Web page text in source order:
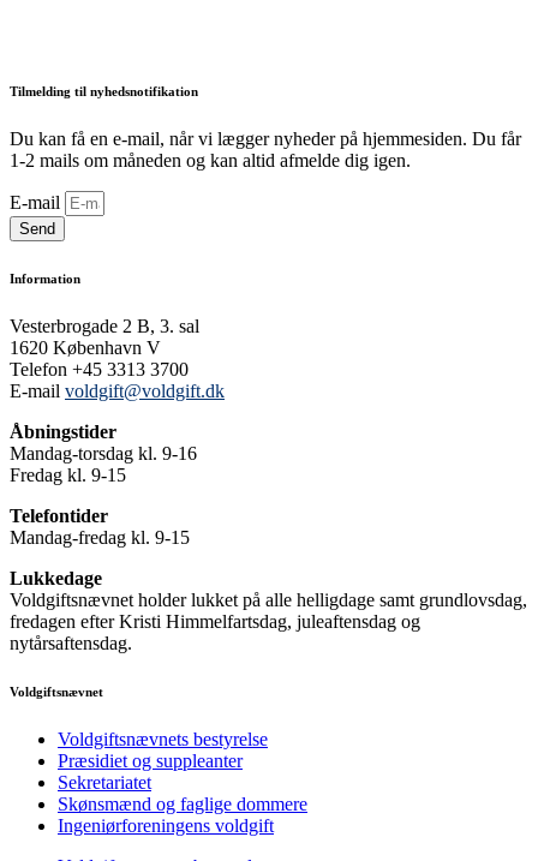
Tilmelding til nyhedsnotifikation
Du kan få en e-mail, når vi lægger nyheder på hjemmesiden. Du får
1-2 mails om måneden og kan altid afmelde dig igen.
E-mail
Send
Information
Vesterbrogade 2 B, 3. sal
1620 København V
Telefon +45 3313 3700
E-mail voldgift@voldgift.dk
Åbningstider
Mandag-torsdag kl. 9-16
Fredag kl. 9-15
Telefontider
Mandag-fredag kl. 9-15
Lukkedage
Voldgiftsnævnet holder lukket på alle helligdage samt grundlovsdag,
fredagen efter Kristi Himmelfartsdag, juleaftensdag og
nytårsaftensdag.
Voldgiftsnævnet
Voldgiftsnævnets bestyrelse
Præsidiet og suppleanter
Sekretariatet
Skønsmænd og faglige dommere
Ingeniørforeningens voldgift